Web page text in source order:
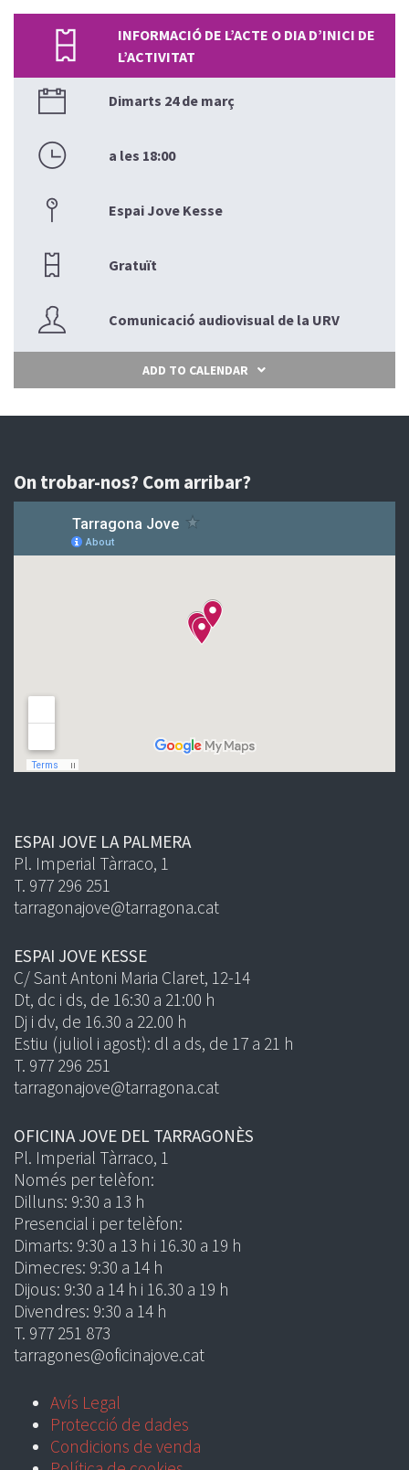
INFORMACIÓ DE L’ACTE O DIA D’INICI DE
L’ACTIVITAT
Dimarts 24 de març
a les 18:00
Espai Jove Kesse
Gratuït
Comunicació audiovisual de la URV
ADD TO CALENDAR
On trobar-nos? Com arribar?
ESPAI JOVE LA PALMERA
Pl. Imperial Tàrraco, 1
T. 977 296 251
tarragonajove@tarragona.cat
ESPAI JOVE KESSE
C/ Sant Antoni Maria Claret, 12-14
Dt, dc i ds, de 16:30 a 21:00 h
Dj i dv, de 16.30 a 22.00 h
Estiu (juliol i agost): dl a ds, de 17 a 21 h
T. 977 296 251
tarragonajove@tarragona.cat
OFICINA JOVE DEL TARRAGONÈS
Pl. Imperial Tàrraco, 1
Només per telèfon:
Dilluns: 9:30 a 13 h
Presencial i per telèfon:
Dimarts: 9:30 a 13 h i 16.30 a 19 h
Dimecres: 9:30 a 14 h
Dijous: 9:30 a 14 h i 16.30 a 19 h
Divendres: 9:30 a 14 h
T. 977 251 873
tarragones@oficinajove.cat
Avís Legal
Protecció de dades
Condicions de venda